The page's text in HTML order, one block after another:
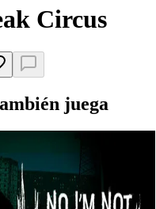
Circus
juega